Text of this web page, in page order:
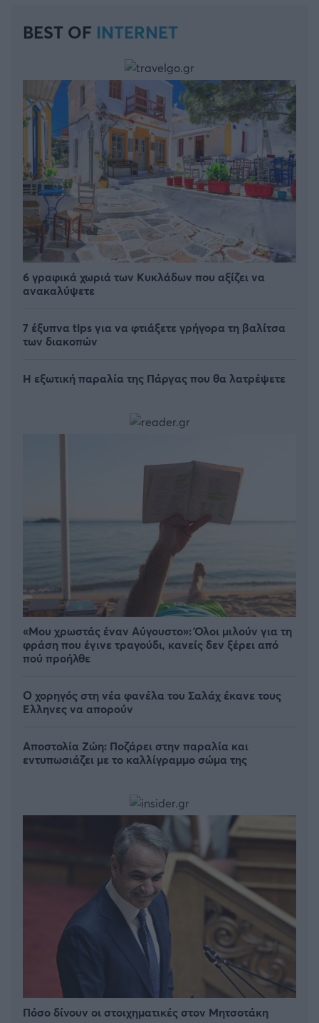
BEST OF INTERNET
6 γραφικά χωριά των Κυκλάδων που αξίζει να
ανακαλύψετε
7 έξυπνα tips για να φτιάξετε γρήγορα τη βαλίτσα
των διακοπών
Η εξωτική παραλία της Πάργας που θα λατρέψετε
«Μου χρωστάς έναν Αύγουστο»: Όλοι μιλούν για τη
φράση που έγινε τραγούδι, κανείς δεν ξέρει από
πού προήλθε
Ο χορηγός στη νέα φανέλα του Σαλάχ έκανε τους
Έλληνες να απορούν
Αποστολία Ζώη: Ποζάρει στην παραλία και
εντυπωσιάζει με το καλλίγραμμο σώμα της
Πόσο δίνουν οι στοιχηματικές στον Μητσοτάκη